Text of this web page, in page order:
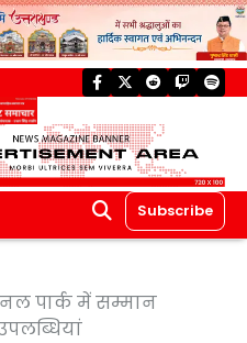
facebook
twitterreddittwitch
Subscribe
पार्क में सम्मान